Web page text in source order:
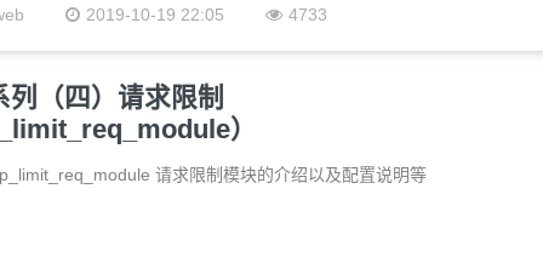
2019-10-19 22:05 4733
（四）请求限制
）
请求限制模块的介绍以及配置说明等